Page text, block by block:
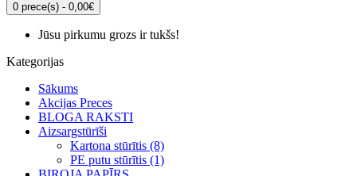
0 prece(s) - 0,00€
Jūsu pirkumu grozs ir tukšs!
Kategorijas
Sākums
Akcijas Preces
BLOGA RAKSTI
Aizsargstūrīši
Kartona stūrītis (8)
PE putu stūrītis (1)